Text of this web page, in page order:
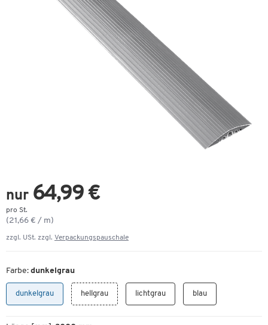
nur 64,99 €
pro St.
(21,66 € / m)
zzgl. USt. zzgl. Verpackungspauschale
Farbe: dunkelgrau
dunkelgrau hellgrau lichtgrau blau